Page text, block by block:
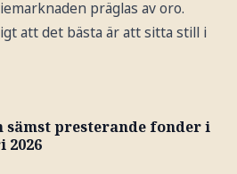
präglas av oro.
att det bästa är att sitta still i
sämst presterande fonder i